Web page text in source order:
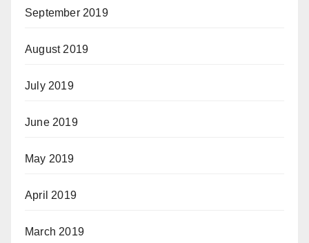
September 2019
August 2019
July 2019
June 2019
May 2019
April 2019
March 2019